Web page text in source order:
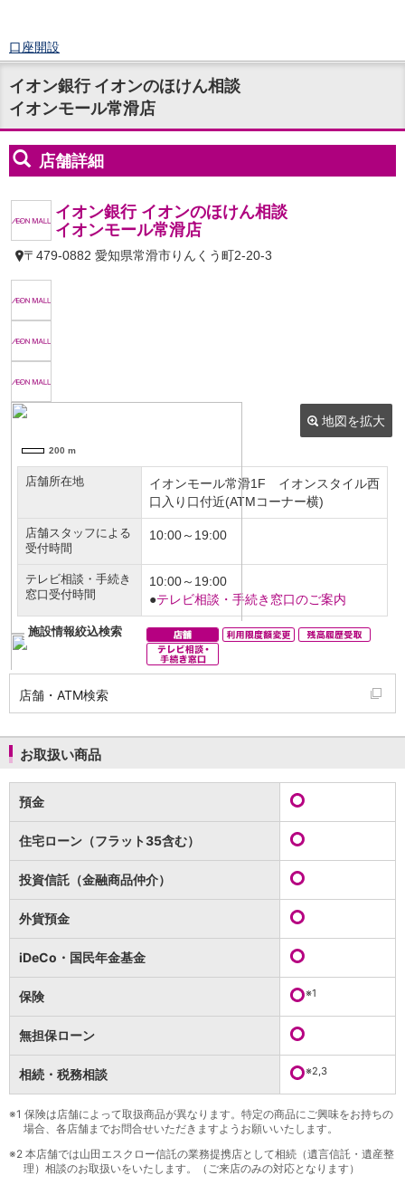
口座開設
ログイン
チャット
メニュー
商品・サービス
預金
円預金TOP
定期預金
積立式定期預金
外貨預金 TOP
NISA
金銭信託のしくみ
取扱商品一覧
iDeCo・国民年金基金
iDeCo（個人型確定拠出年金）
国民年金基金
ロボアドバイザークラウドファンディング
WealthNavi for イオン銀行（ロボアドバイザー）
funds
ローン
住宅ローン
新規お借入れの方
お借換えの方
フラット35
リ・バース60
カードローン
目的別ローンマイページ
保険
保険TOP
医療保険
就業不能保険
海外旅行保険
国内旅行傷害保険
スマホ保険
傷害保険
介護保険
カード
クレジットカード
デビットカード
インターネットバンキング
アプリ
イオン銀行アプリTOP
通帳アプリ
イオン銀行 イオンのほけん相談
イオンモール常滑店
店舗・ATM検索
お取扱い商品
預金
住宅ローン（フラット35含む）
投資信託（金融商品仲介）
外貨預金
iDeCo・国民年金基金
保険 ※1
無担保ローン
相続・税務相談 ※2,3
※1 保険は店舗によって取扱商品が異なります。特定の商品にご興味をお持ちの
場合、各店舗までお問合せいただきますようお願いいたします。
※2 本店舗では山田エスクロー信託の業務提携店として相続（遺言信託・遺産整
理）相談のお取扱いをいたします。（ご来店のみの対応となります）